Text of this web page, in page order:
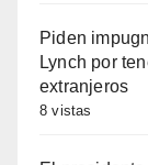
Piden
Lynch por
extranjeros
8 vistas